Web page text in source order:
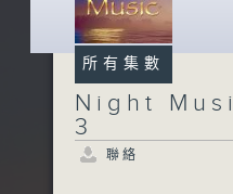
所有集數
Night
3
聯絡